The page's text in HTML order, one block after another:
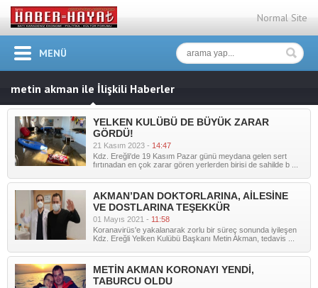
Normal Site
MENÜ
metin akman ile İlişkili Haberler
YELKEN KULÜBÜ DE BÜYÜK ZARAR
GÖRDÜ!
21 Kasım 2023 - 14:47
Kdz. Ereğli'de 19 Kasım Pazar günü meydana gelen sert
fırtınadan en çok zarar gören yerlerden birisi de sahilde b ...
AKMAN’DAN DOKTORLARINA, AİLESİNE
VE DOSTLARINA TEŞEKKÜR
01 Mayıs 2021 - 11:58
Koranavirüs'e yakalanarak zorlu bir süreç sonunda iyileşen
Kdz. Ereğli Yelken Kulübü Başkanı Metin Akman, tedavis ...
METİN AKMAN KORONAYI YENDİ,
TABURCU OLDU